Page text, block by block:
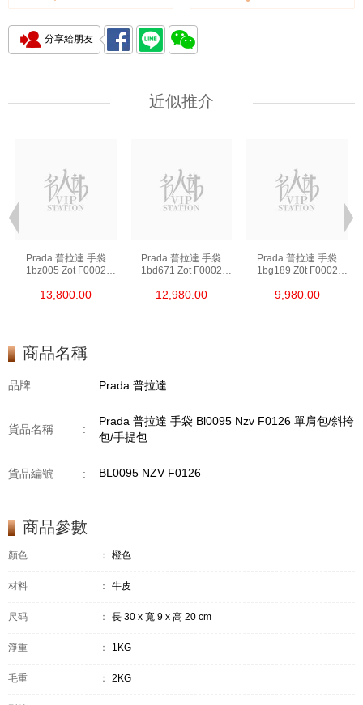
分享給朋友
近似推介
Prada 普拉達 手袋
1bz005 Zot F0002
13,800.00
Prada 普拉達 手袋
1bd671 Zot F0002
12,980.00
Prada 普拉達 手袋
1bg189 Z0t F0002
9,980.00
商品名稱
品牌 : Prada 普拉達
貨品名稱 :
Prada 普拉達 手袋 Bl0095 Nzv F0126 單肩包/斜挎
包/手提包
貨品編號 : BL0095 NZV F0126
商品參數
顏色 ： 橙色
材料 ： 牛皮
尺码 ： 長 30 x 寬 9 x 高 20 cm
淨重 ： 1KG
毛重 ： 2KG